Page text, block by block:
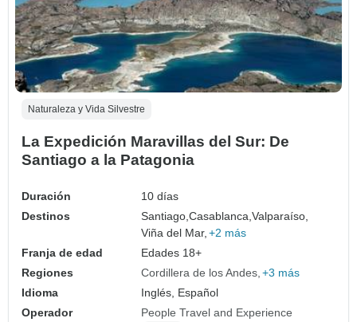
Naturaleza y Vida Silvestre
La Expedición Maravillas del Sur: De
Santiago a la Patagonia
Duración
10 días
Destinos
Santiago,Casablanca,Valparaíso,
Viña del Mar, +2 más
Franja de edad
Edades 18+
Regiones
Cordillera de los Andes +3 más
Idioma
Inglés, Español
Operador
People Travel and Experience